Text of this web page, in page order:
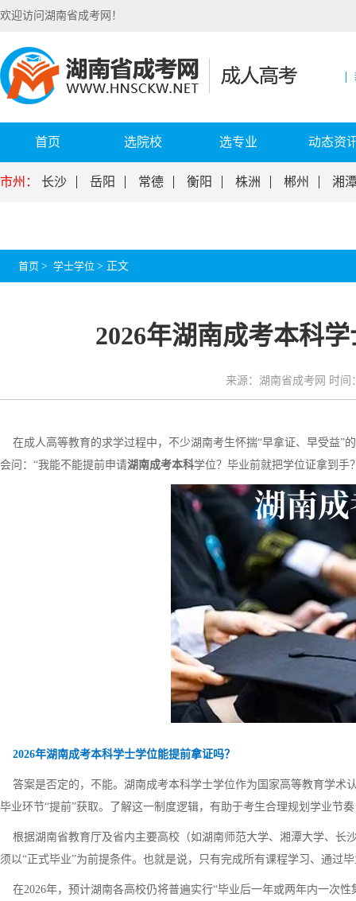
欢迎访问湖南省成考网！
首页 选院校 选专业 动态资
市州： 长沙 岳阳 常德 衡阳 株洲 郴州 湘
首页 > 学士学位 > 正文
2026年湖南成考本科
来源：湖南省成考网 时间
在成人高等教育的求学过程中，不少湖南考生怀揣“早拿证、早受益”
会问：“我能不能提前申请湖南成考本科学位？毕业前就把学位证拿到手
2026年湖南成考本科学士学位能提前拿证吗？
答案是否定的，不能。湖南成考本科学士学位作为国家高等教育学术
毕业环节“提前”获取。了解这一制度逻辑，有助于考生合理规划学业节
根据湖南省教育厅及省内主要高校（如湖南师范大学、湘潭大学、长
须以“正式毕业”为前提条件。也就是说，只有完成所有课程学习、通过
在2026年，预计湖南各高校仍将普遍实行“毕业后一年或两年内一次